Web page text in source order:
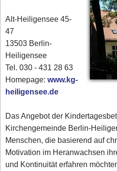
Alt-Heiligensee 45-
47
13503 Berlin-
Heiligensee
Tel. 030 - 431 28 63
Homepage:www.kg-
heiligensee.de
Das Angebot der
Kirchengemeinde Berlin-
Menschen, die basierend auf
Motivation im Heranwachsen
und Kontinuität erfahren